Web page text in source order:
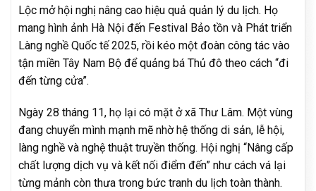
Lộc mở hội nghị nâng cao hiệu quả quản lý du lịch. Họ
mang hình ảnh Hà Nội đến Festival Bảo tồn và Phát triển
Làng nghề Quốc tế 2025, rồi kéo một đoàn công tác vào
tận miền Tây Nam Bộ để quảng bá Thủ đô theo cách “đi
đến từng cửa”.
Ngày 28 tháng 11, họ lại có mặt ở xã Thư Lâm. Một vùng
đang chuyển mình mạnh mẽ nhờ hệ thống di sản, lễ hội,
làng nghề và nghệ thuật truyền thống. Hội nghị “Nâng cấp
chất lượng dịch vụ và kết nối điểm đến” như cách vá lại
từng mảnh còn thưa trong bức tranh du lịch toàn thành.